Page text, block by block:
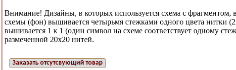
Внимание! Дизайны, в которых используется схема с
схемы (фон) вышивается четырьмя стежками одного цвета нитки
вышивается 1 к 1 (один символ на схеме соответствует одному
размеченной 20х20 нитей.
Заказать отсутсвующий товар